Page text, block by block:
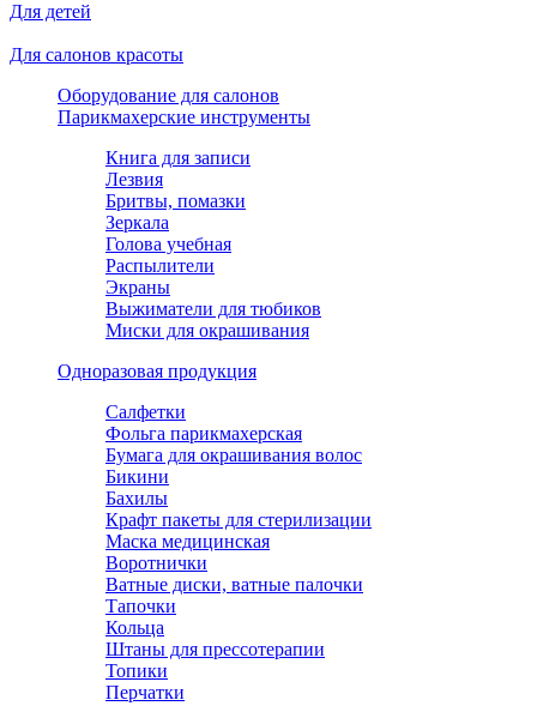
Для детей
Для салонов красоты
Оборудование для салонов
Парикмахерские инструменты
Книга для записи
Лезвия
Бритвы, помазки
Зеркала
Голова учебная
Распылители
Экраны
Выжиматели для тюбиков
Миски для окрашивания
Одноразовая продукция
Салфетки
Фольга парикмахерская
Бумага для окрашивания волос
Бикини
Бахилы
Крафт пакеты для стерилизации
Маска медицинская
Воротнички
Ватные диски, ватные палочки
Тапочки
Кольца
Штаны для прессотерапии
Топики
Перчатки